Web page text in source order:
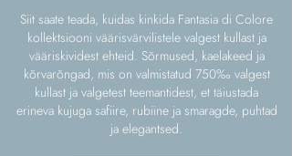
Siit saate teada, kuidas kinkida Fantasia di Colore
kollektsiooni väärisvärvilistele valgest kullast ja
vääriskividest ehteid. Sõrmused, kaelakeed ja
kõrvarõngad, mis on valmistatud 750‰ valgest
kullast ja valgetest teemantidest, et täiustada
erineva kujuga safiire, rubiine ja smaragde, puhtad
ja elegantsed.